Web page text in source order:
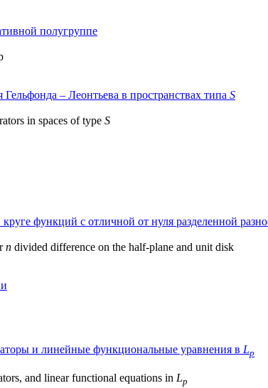
полугруппе
– Леонтьева в пространствах типа S
in spaces of type S
функций с отличной от нуля разделенной
n divided difference on the half-plane and unit disk
и линейные функциональные уравнения в Lp
and linear functional equations in Lp